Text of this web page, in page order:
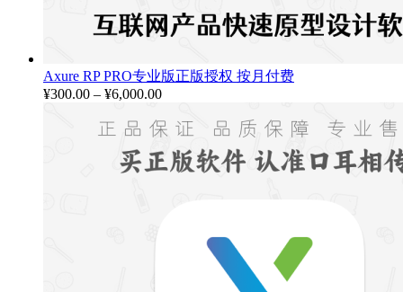
Axure RP PRO专业版正版授权 按月付费
¥300.00 – ¥6,000.00价
范
围：
¥300.00